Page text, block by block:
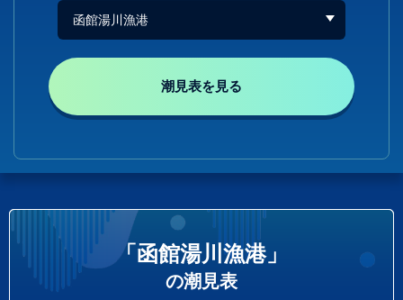
潮見表を見る
「函館湯川漁港」
の潮見表